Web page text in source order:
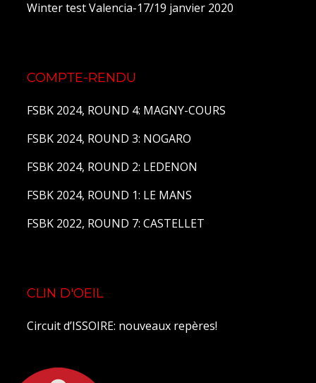
Winter test Valencia-17/19 janvier 2020
COMPTE-RENDU
FSBK 2024, ROUND 4: MAGNY-COURS
FSBK 2024, ROUND 3: NOGARO
FSBK 2024, ROUND 2: LEDENON
FSBK 2024, ROUND 1: LE MANS
FSBK 2022, ROUND 7: CASTELLET
CLIN D'OEIL
Circuit d’ISSOIRE: nouveaux repères!